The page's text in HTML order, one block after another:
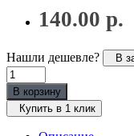
140.00 р.
Нашли дешевле? В
В корзину
Купить в 1 клик